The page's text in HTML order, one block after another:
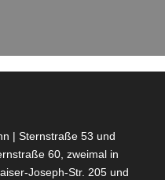
| Sternstraße 53 und
60, zweimal in
Joseph-Str. 205 und